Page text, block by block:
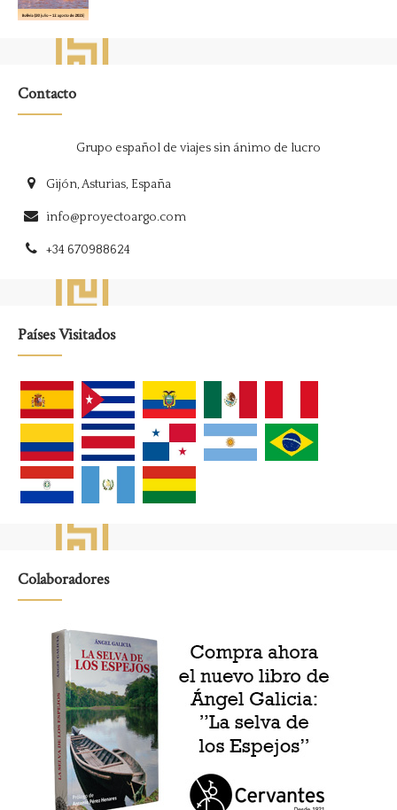
Contacto
Grupo español de viajes sin ánimo de lucro
Gijón, Asturias, España
info@proyectoargo.com
+34 670988624
Países Visitados
Colaboradores